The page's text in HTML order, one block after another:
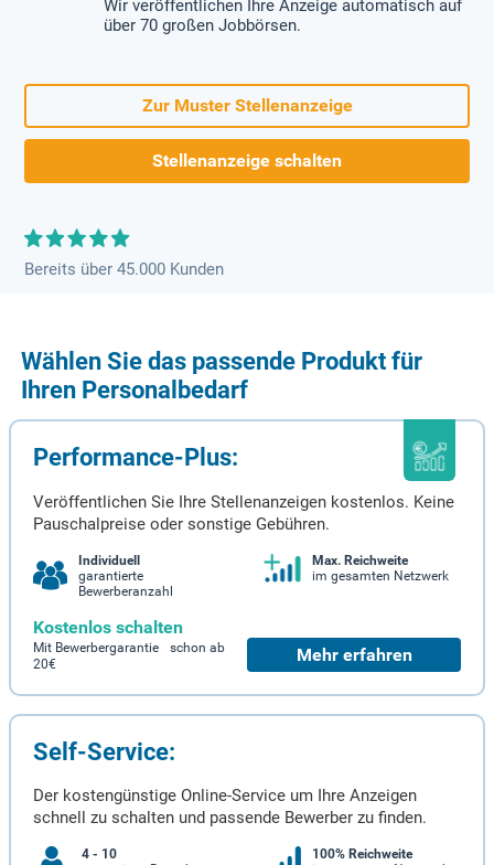
Wir veröffentlichen Ihre Anzeige automatisch auf
über 70 großen Jobbörsen.
Zur Muster Stellenanzeige
Stellenanzeige schalten
Bereits über 45.000 Kunden
Wählen Sie das passende Produkt für
Ihren Personalbedarf
Performance-Plus:
Veröffentlichen Sie Ihre Stellenanzeigen kostenlos. Keine
Pauschalpreise oder sonstige Gebühren.
Individuell
garantierte
Bewerberanzahl
Max. Reichweite
im gesamten Netzwerk
Kostenlos schalten
Mit Bewerbergarantie schon ab
20€
Mehr erfahren
Self-Service:
Der kostengünstige Online-Service um Ihre Anzeigen
schnell zu schalten und passende Bewerber zu finden.
4 - 10
100% Reichweite